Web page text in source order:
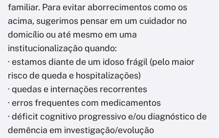
familiar. Para evitar aborrecimentos como os
acima, sugerimos pensar em um cuidador no
domicílio ou até mesmo em uma
institucionalização quando:
· estamos diante de um idoso frágil (pelo maior
risco de queda e hospitalizações)
· quedas e internações recorrentes
· erros frequentes com medicamentos
· déficit cognitivo progressivo e/ou diagnóstico de
demência em investigação/evolução